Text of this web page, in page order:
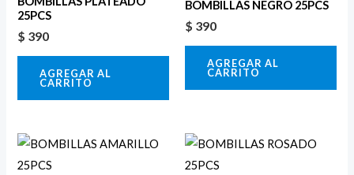
25PCS
$ 390
AGREGAR AL
CARRITO
BOMBILLAS NEGRO 25PCS
$ 390
AGREGAR AL
CARRITO